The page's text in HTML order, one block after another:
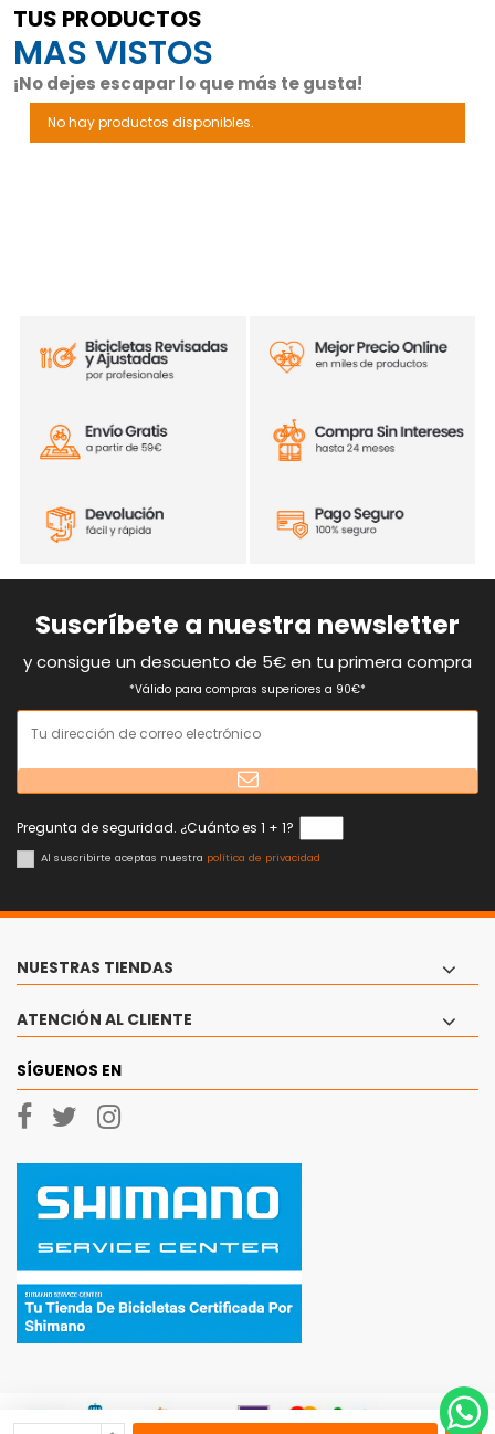
TUS PRODUCTOS
MAS VISTOS
¡No dejes escapar lo que más te gusta!
No hay productos disponibles.
Suscríbete a nuestra newsletter
y consigue un descuento de 5€ en tu primera compra
*Válido para compras superiores a 90€*
Pregunta de seguridad. ¿Cuánto es 1 + 1?
Al suscribirte aceptas nuestra política de privacidad
NUESTRAS TIENDAS
ATENCIÓN AL CLIENTE
SÍGUENOS EN